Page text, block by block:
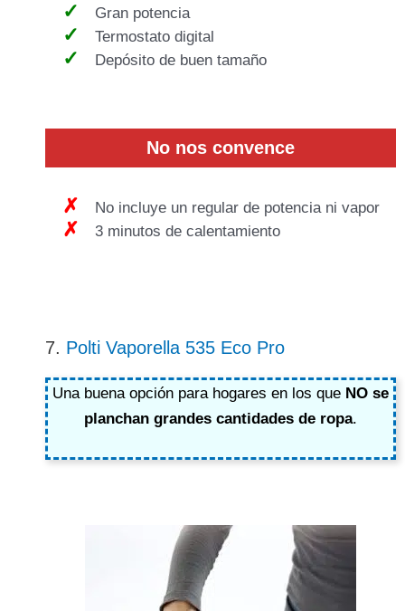
Gran potencia
Termostato digital
Depósito de buen tamaño
No nos convence
No incluye un regular de potencia ni vapor
3 minutos de calentamiento
7. Polti Vaporella 535 Eco Pro
Una buena opción para hogares en los que NO se
planchan grandes cantidades de ropa.